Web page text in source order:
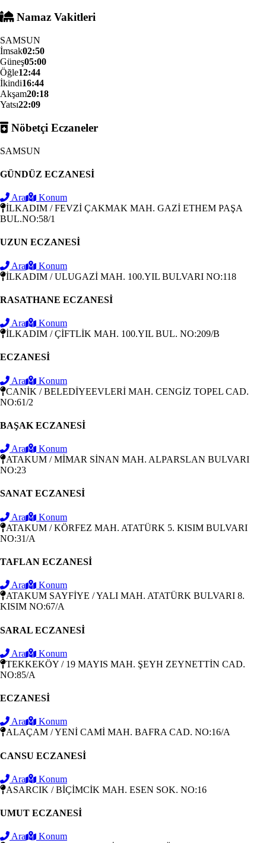
Namaz Vakitleri
SAMSUN
İmsak02:50
Güneş05:00
Öğle12:44
İkindi16:44
Akşam20:18
Yatsı22:09
Nöbetçi Eczaneler
SAMSUN
GÜNDÜZ ECZANESİ
Ara
Konum
İLKADIM / FEVZİ ÇAKMAK MAH. GAZİ ETHEM PAŞA
BUL.NO:58/1
UZUN ECZANESİ
Ara
Konum
İLKADIM / ULUGAZİ MAH. 100.YIL BULVARI NO:118
RASATHANE ECZANESİ
Ara
Konum
İLKADIM / ÇİFTLİK MAH. 100.YIL BUL. NO:209/B
ECZANESİ
Ara
Konum
CANİK / BELEDİYEEVLERİ MAH. CENGİZ TOPEL CAD.
NO:61/2
BAŞAK ECZANESİ
Ara
Konum
ATAKUM / MİMAR SİNAN MAH. ALPARSLAN BULVARI
NO:23
SANAT ECZANESİ
Ara
Konum
ATAKUM / KÖRFEZ MAH. ATATÜRK 5. KISIM BULVARI
NO:31/A
TAFLAN ECZANESİ
Ara
Konum
ATAKUM SAYFİYE / YALI MAH. ATATÜRK BULVARI 8.
KISIM NO:67/A
SARAL ECZANESİ
Ara
Konum
TEKKEKÖY / 19 MAYIS MAH. ŞEYH ZEYNETTİN CAD.
NO:85/A
ECZANESİ
Ara
Konum
ALAÇAM / YENİ CAMİ MAH. BAFRA CAD. NO:16/A
CANSU ECZANESİ
Ara
Konum
ASARCIK / BİÇİMCİK MAH. ESEN SOK. NO:16
UMUT ECZANESİ
Ara
Konum